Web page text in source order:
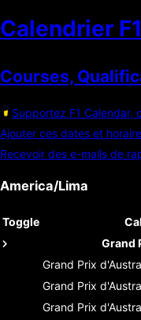
Calendrier F1
Courses,
Supportez F1 Calendar,
Ajouter ces dates et
Recevoir des e-mails de
America/Lima
Toggle
Grand
Grand Prix
Grand Prix
Grand Prix